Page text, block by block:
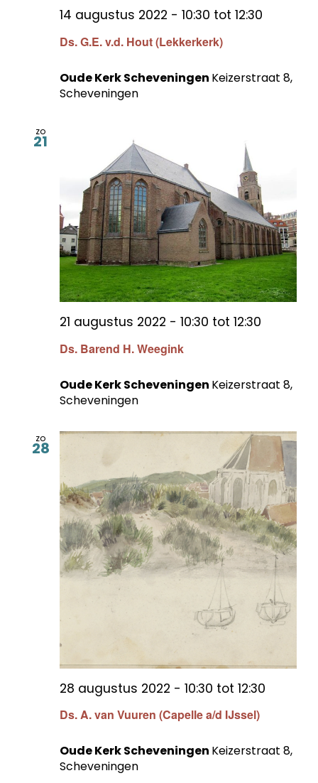
Ds. G.E. v.d. Hout (Lekkerkerk)
14 augustus 2022 - 10:30 tot 12:30
Oude Kerk Scheveningen Keizerstraat 8,
Scheveningen
zo
21
Ds. Barend H. Weegink
21 augustus 2022 - 10:30 tot 12:30
Oude Kerk Scheveningen Keizerstraat 8,
Scheveningen
zo
28
Ds. A. van Vuuren (Capelle a/d IJssel)
28 augustus 2022 - 10:30 tot 12:30
Oude Kerk Scheveningen Keizerstraat 8,
Scheveningen